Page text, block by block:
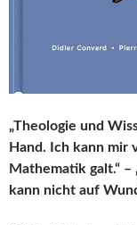
„Theologie und
Hand. Ich kann mir
Mathematik galt.“
kann nicht auf